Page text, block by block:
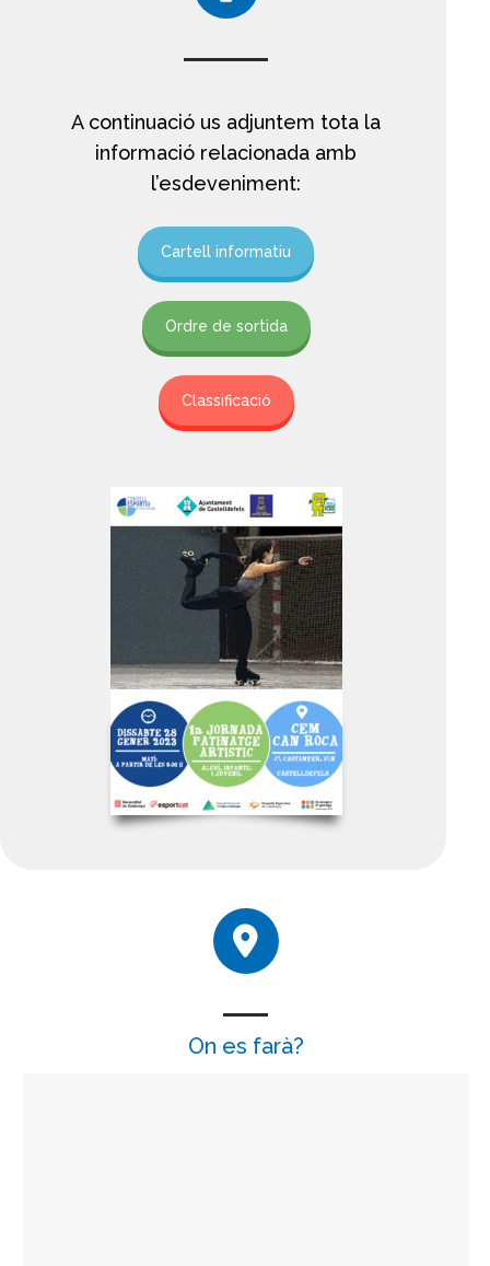
A continuació us adjuntem tota la
informació relacionada amb
l’esdeveniment:
Cartell informatiu
Ordre de sortida
Classificació
On es farà?